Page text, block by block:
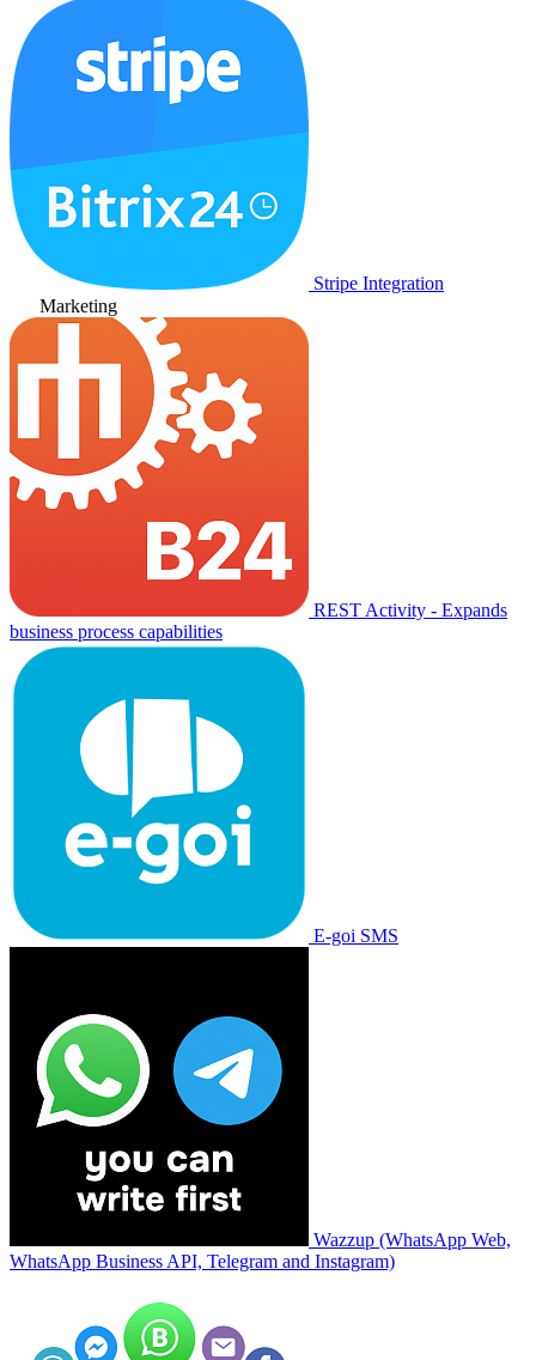
Stripe Integration
Marketing
REST Activity - Expands
business process capabilities
E-goi SMS
Wazzup (WhatsApp Web,
WhatsApp Business API, Telegram and Instagram)